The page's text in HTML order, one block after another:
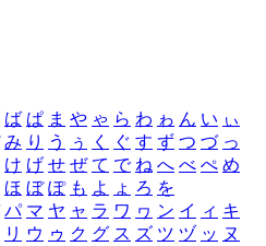
ば ぱ ま や ゃ ら わ ゎ ん い ぃ
み り う ぅ く ぐ す ず つ づ っ
け げ せ ぜ て で ね へ べ ぺ め
ほ ぼ ぽ も よ ょ ろ を
パ マ ヤ ャ ラ ワ ヮ ン イ ィ キ
リ ウ ゥ ク グ ス ズ ツ ヅ ッ ヌ